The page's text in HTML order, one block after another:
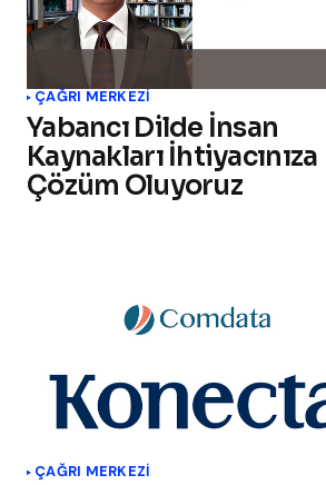
ÇAĞRI MERKEZI
Yabancı Dilde İnsan
Kaynakları İhtiyacınıza
Çözüm Oluyoruz
ÇAĞRI MERKEZI